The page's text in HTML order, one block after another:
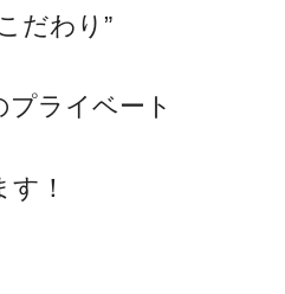
だわり”
プライベート
！